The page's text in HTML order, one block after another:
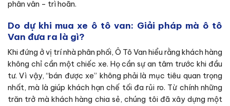
phân vân – trì hoãn.
Do dự khi mua xe ô tô van: Giải pháp mà ô tô
Van đưa ra là gì?
Khi đứng ở vị trí nhà phân phối, Ô Tô Van hiểu rằng khách hàng
không chỉ cần một chiếc xe. Họ cần sự an tâm trước khi đầu
tư. Vì vậy, “bán được xe” không phải là mục tiêu quan trọng
nhất, mà là giúp khách hạn chế tối đa rủi ro. Từ chính những
trăn trở mà khách hàng chia sẻ, chúng tôi đã xây dựng một